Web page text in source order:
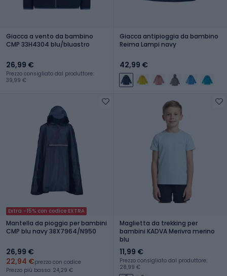
Giacca a vento da bambino
CMP 33H4304 blu/bluastro
26,99 €
Prezzo consigliato dal produttore:
39,99 €
Giacca antipioggia da bambino
Reima Lampi navy
42,99 €
Extra -15% con codice EXTRA
Mantella da pioggia per bambini
CMP blu navy 38X7964/N950
26,99 €
22,94 €prezzo con codice
Prezzo più basso: 24,29 €
Maglietta da trekking per
bambini KADVA Merivra merino
blu
11,99 €
Prezzo consigliato dal produttore:
28,99 €